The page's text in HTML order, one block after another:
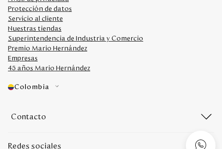
Protección de datos
Servicio al cliente
Nuestras tiendas
Superintendencia de Industria y Comercio
Premio Mario Hernández
Empresas
45 años Mario Hernández
Colombia
Contacto
Redes sociales